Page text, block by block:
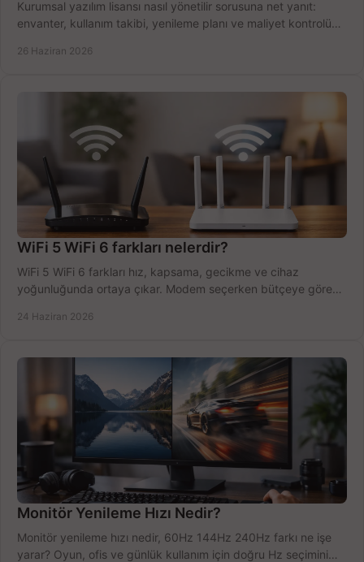
Kurumsal yazılım lisansı nasıl yönetilir sorusuna net yanıt:
envanter, kullanım takibi, yenileme planı ve maliyet kontrolü
26 Haziran 2026
WiFi 5 WiFi 6 farkları nelerdir?
WiFi 5 WiFi 6 farkları hız, kapsama, gecikme ve cihaz
yoğunluğunda ortaya çıkar. Modem seçerken bütçeye göre
24 Haziran 2026
Monitör Yenileme Hızı Nedir?
Monitör yenileme hızı nedir, 60Hz 144Hz 240Hz farkı ne işe
yarar? Oyun, ofis ve günlük kullanım için doğru Hz seçimini